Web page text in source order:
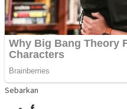
Sebarkan